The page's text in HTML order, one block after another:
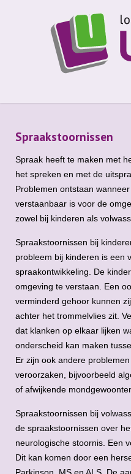
Spraakstoornissen
Spraak heeft te maken met
het spreken en met de
Problemen ontstaan
verstaanbaar is voor de
zowel bij kinderen als
Spraakstoornissen bij
probleem bij kinderen is een
spraakontwikkeling. De
omgeving te verstaan. Een
verminderd gehoor kunnen
achter het trommelvlies zit.
dat klanken op elkaar lijken
onderscheid kan maken
Er zijn ook andere
veroorzaken, bijvoorbeeld
of afwijkende
Spraakstoornissen bij
de spraakstoornissen over
neurologische stoornis. Een
Dit kan komen door een